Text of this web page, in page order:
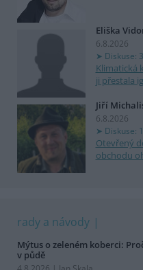
Eliška
6.8.2026
Diskuse:
Klimatická
ji přestala
Jiří
6.8.2026
Diskuse:
Otevřený
obchodu
rady a návody
Mýtus o zeleném koberci:
v půdě